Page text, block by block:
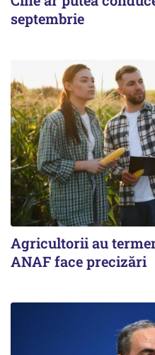
septembrie
Agricultorii au
ANAF face precizări